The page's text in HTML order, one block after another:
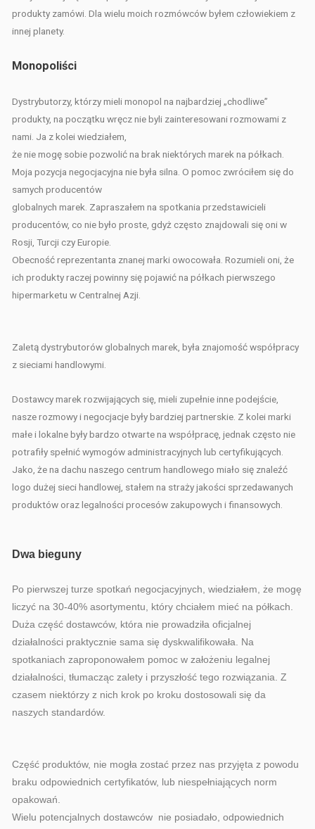
produkty zamówi. Dla wielu moich rozmówców byłem człowiekiem z
innej planety.
Monopoliści
Dystrybutorzy, którzy mieli monopol na najbardziej „chodliwe”
produkty, na początku wręcz nie byli zainteresowani rozmowami z
nami. Ja z kolei wiedziałem,
że nie mogę sobie pozwolić na brak niektórych marek na półkach.
Moja pozycja negocjacyjna nie była silna. O pomoc zwróciłem się do
samych producentów
globalnych marek. Zapraszałem na spotkania przedstawicieli
producentów, co nie było proste, gdyż często znajdowali się oni w
Rosji, Turcji czy Europie.
Obecność reprezentanta znanej marki owocowała. Rozumieli oni, że
ich produkty raczej powinny się pojawić na półkach pierwszego
hipermarketu w Centralnej Azji.
Zaletą dystrybutorów globalnych marek, była znajomość współpracy
z sieciami handlowymi.
Dostawcy marek rozwijających się, mieli zupełnie inne podejście,
nasze rozmowy i negocjacje były bardziej partnerskie. Z kolei marki
małe i lokalne były bardzo otwarte na współpracę, jednak często nie
potrafiły spełnić wymogów administracyjnych lub certyfikujących.
Jako, że na dachu naszego centrum handlowego miało się znaleźć
logo dużej sieci handlowej, stałem na straży jakości sprzedawanych
produktów oraz legalności procesów zakupowych i finansowych.
Dwa bieguny
Po pierwszej turze spotkań negocjacyjnych, wiedziałem, że mogę
liczyć na 30-40% asortymentu, który chciałem mieć na półkach.
Duża część dostawców, która nie prowadziła oficjalnej
działalności praktycznie sama się dyskwalifikowała. Na
spotkaniach zaproponowałem pomoc w założeniu legalnej
działalności, tłumacząc zalety i przyszłość tego rozwiązania. Z
czasem niektórzy z nich krok po kroku dostosowali się da
naszych standardów.
Część produktów, nie mogła zostać przez nas przyjęta z powodu
braku odpowiednich certyfikatów, lub niespełniających norm
opakowań.
Wielu potencjalnych dostawców nie posiadało, odpowiednich